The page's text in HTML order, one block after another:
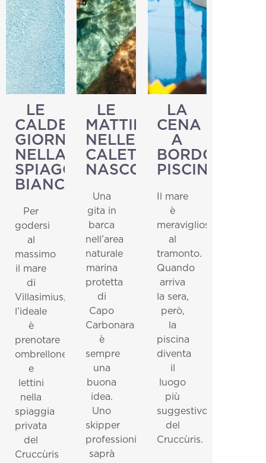
LE
CALDE
GIORNATE
NELLA
SPIAGGIA
BIANCA
Per
godersi
al
massimo
il mare
di
Villasimius,
l’ideale
è
prenotare
ombrellone
e
lettini
nella
spiaggia
privata
del
Cruccùris
LE
MATTINATE
NELLE
CALETTE
NASCOSTE
Una
gita in
barca
nell’area
naturale
marina
protetta
di
Capo
Carbonara
è
sempre
una
buona
idea.
Uno
skipper
professionista
saprà
LA
CENA
A
BORDO
PISCINA
Il mare
è
meraviglioso
al
tramonto.
Quando
arriva
la sera,
però,
la
piscina
diventa
il
luogo
più
suggestivo
del
Cruccùris.